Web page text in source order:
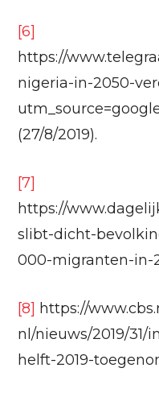
[6]
https://
nigeria-in-2050-
(27/8/2019).
[7]
https://
slibt-dicht-
000-migranten-in-
[8] https://
nl/nieuws/2019/
helft-2019-